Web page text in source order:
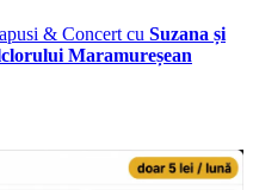
& Concert cu Suzana și
Maramureșean